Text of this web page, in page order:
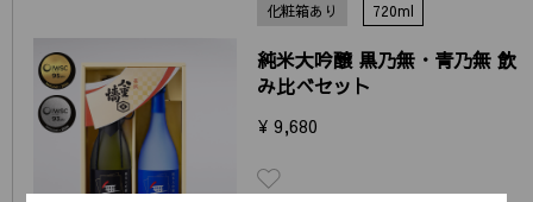
化粧箱あり 720ml
純米大吟醸 黒乃無・青乃無 飲
み比べセット
¥ 9,680